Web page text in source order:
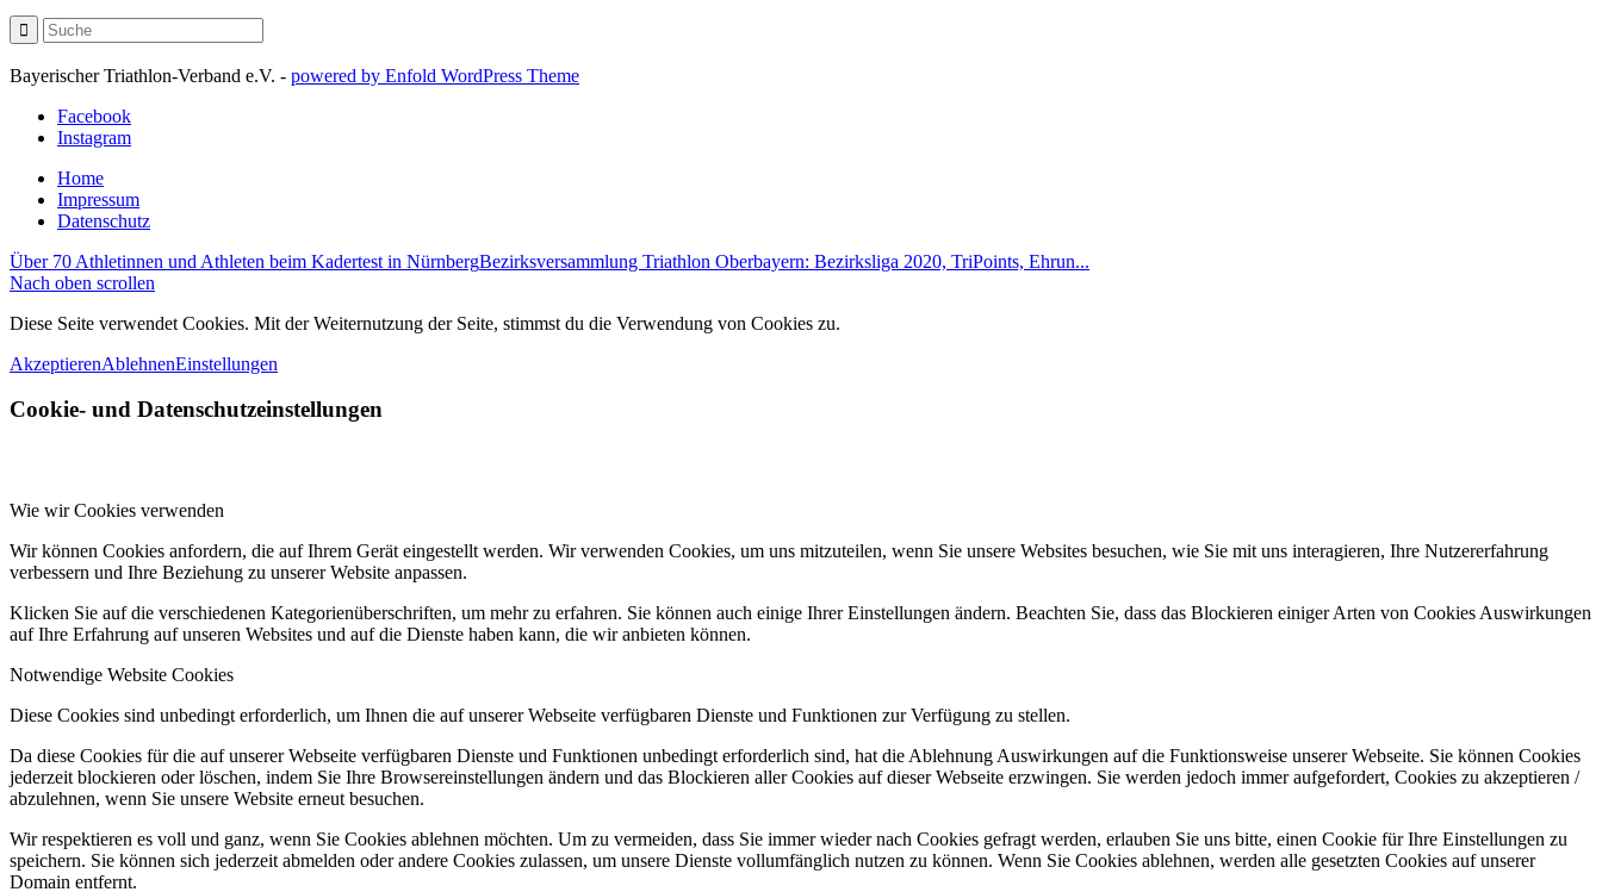
Bayerischer Triathlon-Verband e.V. - powered by Enfold WordPress Theme
Facebook
Instagram
Home
Impressum
Datenschutz
Über 70 Athletinnen und Athleten beim Kadertest in NürnbergBezirksversammlung Triathlon Oberbayern: Bezirksliga 2020, TriPoints, Ehrun...
Nach oben scrollen
Diese Seite verwendet Cookies. Mit der Weiternutzung der Seite, stimmst du die Verwendung von Cookies zu.
AkzeptierenAblehnenEinstellungen
Cookie- und Datenschutzeinstellungen
Wie wir Cookies verwenden
Wir können Cookies anfordern, die auf Ihrem Gerät eingestellt werden. Wir verwenden Cookies, um uns mitzuteilen, wenn Sie unsere Websites besuchen, wie Sie mit uns interagieren, Ihre Nutzererfahrung
verbessern und Ihre Beziehung zu unserer Website anpassen.
Klicken Sie auf die verschiedenen Kategorienüberschriften, um mehr zu erfahren. Sie können auch einige Ihrer Einstellungen ändern. Beachten Sie, dass das Blockieren einiger Arten von Cookies Auswirkungen
auf Ihre Erfahrung auf unseren Websites und auf die Dienste haben kann, die wir anbieten können.
Notwendige Website Cookies
Diese Cookies sind unbedingt erforderlich, um Ihnen die auf unserer Webseite verfügbaren Dienste und Funktionen zur Verfügung zu stellen.
Da diese Cookies für die auf unserer Webseite verfügbaren Dienste und Funktionen unbedingt erforderlich sind, hat die Ablehnung Auswirkungen auf die Funktionsweise unserer Webseite. Sie können Cookies
jederzeit blockieren oder löschen, indem Sie Ihre Browsereinstellungen ändern und das Blockieren aller Cookies auf dieser Webseite erzwingen. Sie werden jedoch immer aufgefordert, Cookies zu akzeptieren /
abzulehnen, wenn Sie unsere Website erneut besuchen.
Wir respektieren es voll und ganz, wenn Sie Cookies ablehnen möchten. Um zu vermeiden, dass Sie immer wieder nach Cookies gefragt werden, erlauben Sie uns bitte, einen Cookie für Ihre Einstellungen zu
speichern. Sie können sich jederzeit abmelden oder andere Cookies zulassen, um unsere Dienste vollumfänglich nutzen zu können. Wenn Sie Cookies ablehnen, werden alle gesetzten Cookies auf unserer
Domain entfernt.